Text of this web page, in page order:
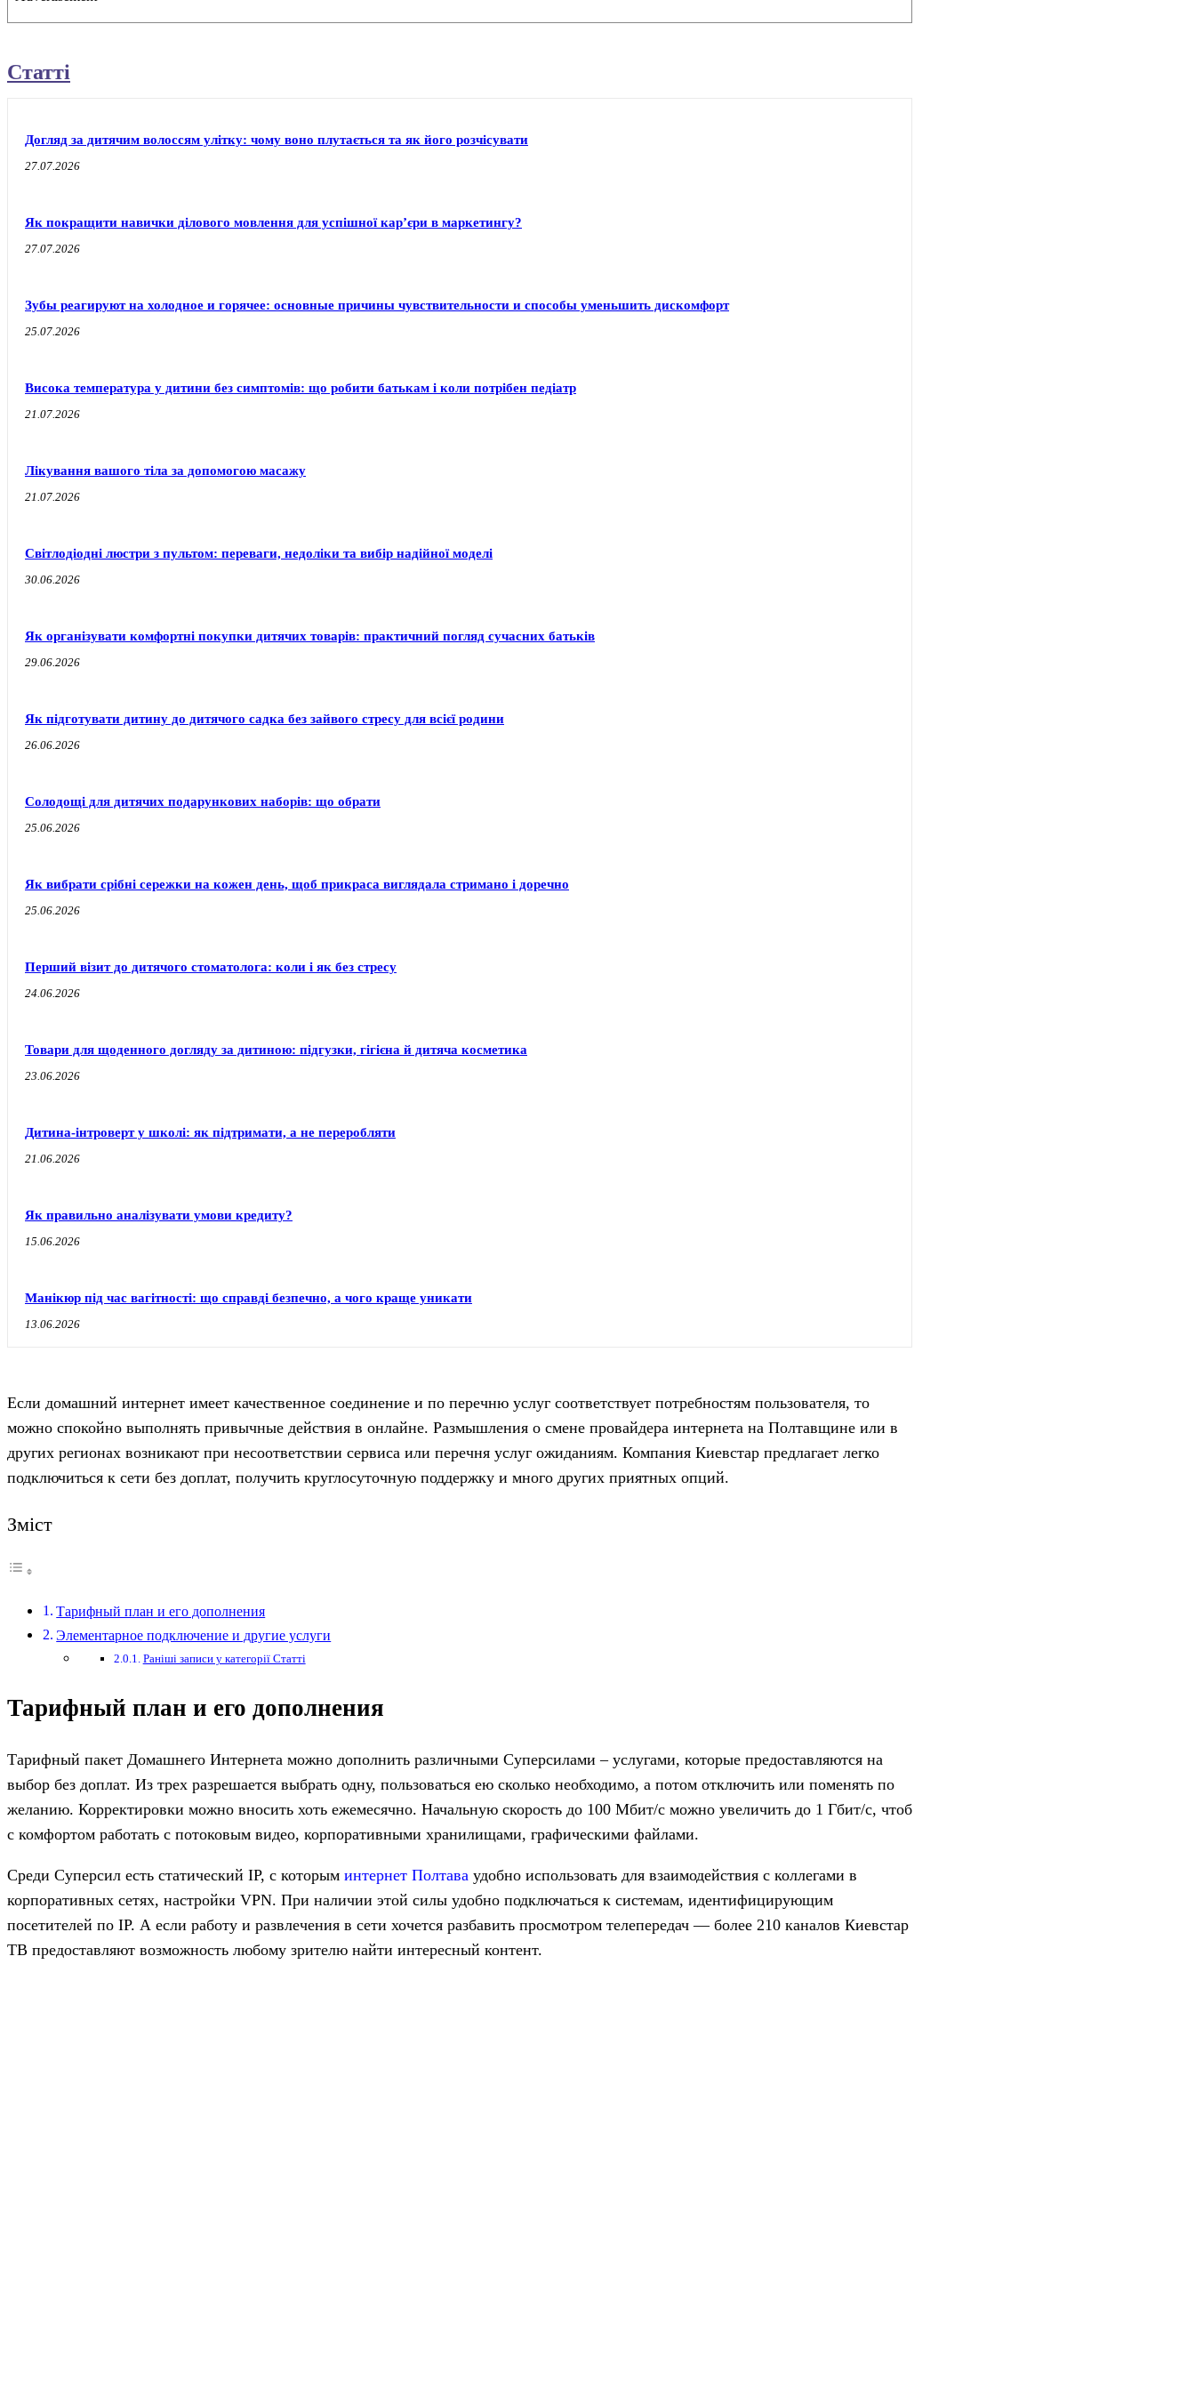
Статті
Догляд за дитячим волоссям улітку: чому воно плутається та як його розчісувати
27.07.2026
Як покращити навички ділового мовлення для успішної кар’єри в маркетингу?
27.07.2026
Зубы реагируют на холодное и горячее: основные причины чувствительности и способы уменьшить дискомфорт
25.07.2026
Висока температура у дитини без симптомів: що робити батькам і коли потрібен педіатр
21.07.2026
Лікування вашого тіла за допомогою масажу
21.07.2026
Світлодіодні люстри з пультом: переваги, недоліки та вибір надійної моделі
30.06.2026
Як організувати комфортні покупки дитячих товарів: практичний погляд сучасних батьків
29.06.2026
Як підготувати дитину до дитячого садка без зайвого стресу для всієї родини
26.06.2026
Солодощі для дитячих подарункових наборів: що обрати
25.06.2026
Як вибрати срібні сережки на кожен день, щоб прикраса виглядала стримано і доречно
25.06.2026
Перший візит до дитячого стоматолога: коли і як без стресу
24.06.2026
Товари для щоденного догляду за дитиною: підгузки, гігієна й дитяча косметика
23.06.2026
Дитина-інтроверт у школі: як підтримати, а не переробляти
21.06.2026
Як правильно аналізувати умови кредиту?
15.06.2026
Манікюр під час вагітності: що справді безпечно, а чого краще уникати
13.06.2026
Если домашний интернет имеет качественное соединение и по перечню услуг соответствует потребностям пользователя, то
можно спокойно выполнять привычные действия в онлайне. Размышления о смене провайдера интернета на Полтавщине или в
других регионах возникают при несоответствии сервиса или перечня услуг ожиданиям. Компания Киевстар предлагает легко
подключиться к сети без доплат, получить круглосуточную поддержку и много других приятных опций.
Зміст
Тарифный план и его дополнения
Элементарное подключение и другие услуги
Раніші записи у категорії Статті
Тарифный план и его дополнения
Тарифный пакет Домашнего Интернета можно дополнить различными Суперсилами – услугами, которые предоставляются на
выбор без доплат. Из трех разрешается выбрать одну, пользоваться ею сколько необходимо, а потом отключить или поменять по
желанию. Корректировки можно вносить хоть ежемесячно. Начальную скорость до 100 Мбит/с можно увеличить до 1 Гбит/с, чтоб
с комфортом работать с потоковым видео, корпоративными хранилищами, графическими файлами.
Среди Суперсил есть статический IP, с которым интернет Полтава удобно использовать для взаимодействия с коллегами в
корпоративных сетях, настройки VPN. При наличии этой силы удобно подключаться к системам, идентифицирующим
посетителей по IP. А если работу и развлечения в сети хочется разбавить просмотром телепередач — более 210 каналов Киевстар
ТВ предоставляют возможность любому зрителю найти интересный контент.